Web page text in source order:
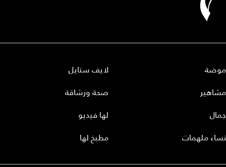
موضة
مشاهير
جمال
نساء ملهمات
لايف ستايل
صحة ورشاقة
لها فيديو
مطبخ لها